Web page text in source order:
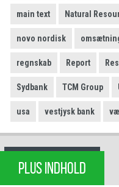
main text Natural
novo nordisk
regnskab Report
Sydbank TCM Group
usa vestjysk bank
PLUS INDHOLD